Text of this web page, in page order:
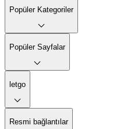
Popüler Kategoriler
Popüler Sayfalar
letgo
Resmi bağlantılar